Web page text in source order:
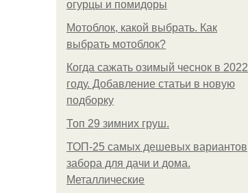
огурцы и помидоры
Мотоблок, какой выбрать. Как
выбрать мотоблок?
Когда сажать озимый чеснок в 2022
году. Добавление статьи в новую
подборку
Топ 29 зимних груш.
ТОП-25 самых дешевых вариантов
забора для дачи и дома.
Металлические